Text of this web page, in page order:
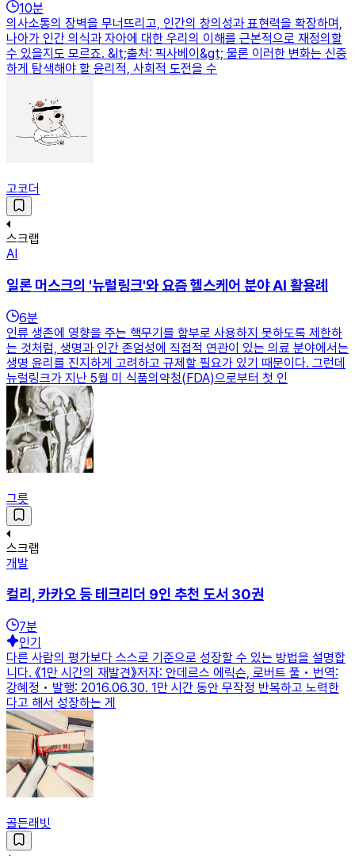
10분
의사소통의 장벽을 무너뜨리고, 인간의 창의성과 표현력을 확장하며,
나아가 인간 의식과 자아에 대한 우리의 이해를 근본적으로 재정의할
수 있을지도 모르죠. &lt;출처: 픽사베이&gt; 물론 이러한 변화는 신중
하게 탐색해야 할 윤리적, 사회적 도전을 수
고코더
스크랩
AI
일론 머스크의 '뉴럴링크'와 요즘 헬스케어 분야 AI 활용례
6분
인류 생존에 영향을 주는 핵무기를 함부로 사용하지 못하도록 제한하
는 것처럼, 생명과 인간 존엄성에 직접적 연관이 있는 의료 분야에서는
생명 윤리를 진지하게 고려하고 규제할 필요가 있기 때문이다. 그런데
뉴럴링크가 지난 5월 미 식품의약청(FDA)으로부터 첫 인
그릇
스크랩
개발
컬리, 카카오 등 테크리더 9인 추천 도서 30권
7분
인기
다른 사람의 평가보다 스스로 기준으로 성장할 수 있는 방법을 설명합
니다. 《1만 시간의 재발견》저자: 안데르스 에릭슨, 로버트 풀 • 번역:
강혜정 • 발행: 2016.06.30. 1만 시간 동안 무작정 반복하고 노력한
다고 해서 성장하는 게
골든래빗